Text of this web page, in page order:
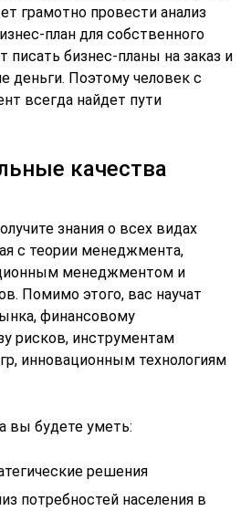
грамотно провести анализ
план для собственного
бизнес-планы на заказ и
деньги. Поэтому человек с
всегда найдет пути
качества
знания о всех видах
с теории менеджмента,
менеджментом и
Помимо этого, вас научат
финансовому
рисков, инструментам
инновационным технологиям
вы будете уметь:
решения
потребностей населения в